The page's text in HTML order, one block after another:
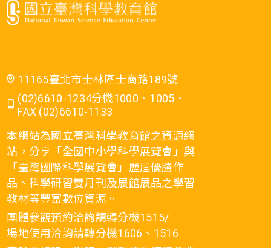
11165臺北市士林區士商路189號
(02)6610-1234分機1000、1005．
FAX (02)6610-1133
本網站為國立臺灣科學教育館之資源網
站，分享「全國中小學科學展覽會」與
「臺灣國際科學展覽會」歷屆優勝作
品、科學研習雙月刊及展館展品之學習
教材等豐富數位資源。
團體參觀預約洽詢請轉分機1515/
場地使用洽詢請轉分機1606、1516